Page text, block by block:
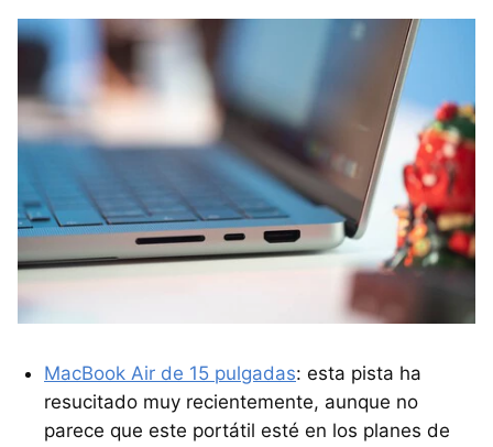
MacBook Air de 15 pulgadas: esta pista ha
resucitado muy recientemente, aunque no
parece que este portátil esté en los planes de